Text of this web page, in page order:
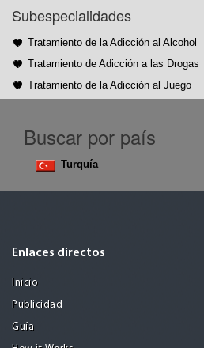
Subespecialidades
Tratamiento de la Adicción al Alcohol
Tratamiento de Adicción a las Drogas
Tratamiento de la Adicción al Juego
Buscar por país
Turquía
Enlaces directos
Inicio
Publicidad
Guía